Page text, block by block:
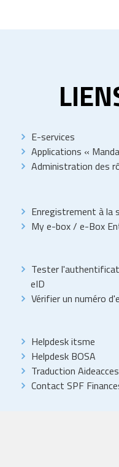
E-services
Applications «
Administration des
Enregistrement à la
My e-box/ e-Box
Tester
eID
Vérifier un numéro
Helpdesk itsme
Helpdesk BOSA
Traduction Aideacces
Contact SPF